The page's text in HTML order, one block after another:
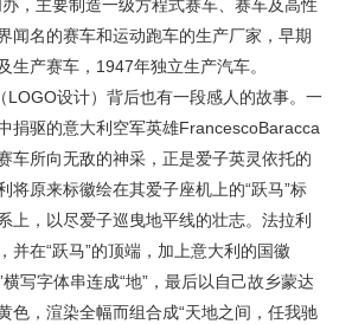
，主要制造一级方程式赛车、赛车及高性
闻名的赛车和运动跑车的生产厂家，早期
生产赛车，1947年独立生产汽车。
LOGO设计）背后也有一段感人的故事。一
捐驱的意大利空军英雄FrancescoBaracca
车所向无敌的神采，正是爱子英灵依托的
将原来标徽绘在其爱子座机上的“跃马”标
上，以尽爱子巡曳地平线的壮志。法拉利
并在“跃马”的顶端，加上意大利的国徽
横写字体串连成“地”，最后以自己故乡蒙达
，渲染全幅而组合成“天地之间，任我驰